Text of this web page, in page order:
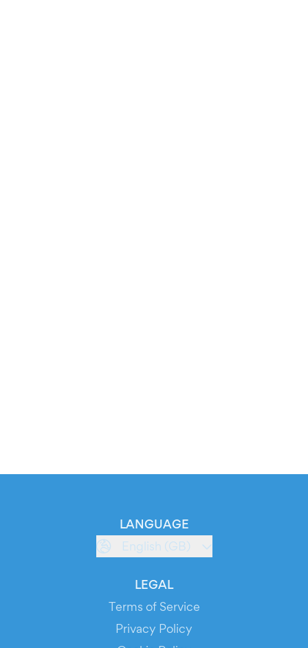
LANGUAGE
English (GB)
LEGAL
Terms of Service
Privacy Policy